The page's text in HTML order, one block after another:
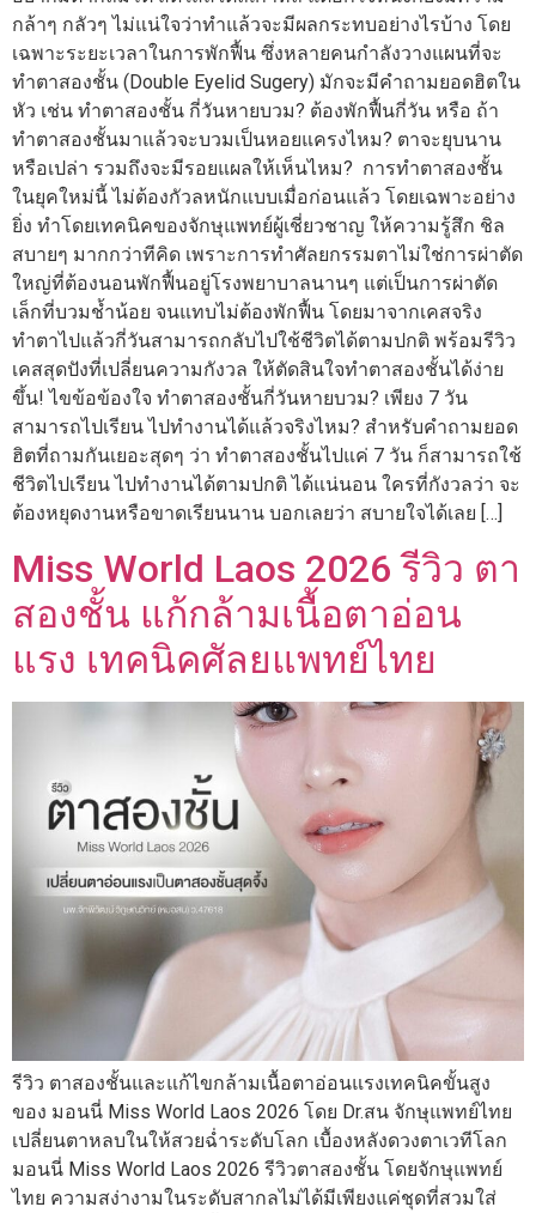
กล้าๆ กลัวๆ ไม่แน่ใจว่าทำแล้วจะมีผลกระทบอย่างไรบ้าง โดย
เฉพาะระยะเวลาในการพักฟื้น ซึ่งหลายคนกำลังวางแผนที่จะ
ทำตาสองชั้น (Double Eyelid Sugery) มักจะมีคำถามยอดฮิตใน
หัว เช่น ทำตาสองชั้น กี่วันหายบวม? ต้องพักฟื้นกี่วัน หรือ ถ้า
ทำตาสองชั้นมาแล้วจะบวมเป็นหอยแครงไหม? ตาจะยุบนาน
หรือเปล่า รวมถึงจะมีรอยแผลให้เห็นไหม? การทำตาสองชั้น
ในยุคใหม่นี้ ไม่ต้องกัวลหนักแบบเมื่อก่อนแล้ว โดยเฉพาะอย่าง
ยิ่ง ทำโดยเทคนิคของจักษุแพทย์ผู้เชี่ยวชาญ ให้ความรู้สึก ชิล
สบายๆ มากกว่าทีคิด เพราะการทำศัลยกรรมตาไม่ใช่การผ่าตัด
ใหญ่ที่ต้องนอนพักฟื้นอยู่โรงพยาบาลนานๆ แต่เป็นการผ่าตัด
เล็กที่บวมช้ำน้อย จนแทบไม่ต้องพักฟื้น โดยมาจากเคสจริง
ทำตาไปแล้วกี่วันสามารถกลับไปใช้ชีวิตได้ตามปกติ พร้อมรีวิว
เคสสุดปังที่เปลี่ยนความกังวล ให้ตัดสินใจทำตาสองชั้นได้ง่าย
ขึ้น! ไขข้อข้องใจ ทำตาสองชั้นกี่วันหายบวม? เพียง 7 วัน
สามารถไปเรียน ไปทำงานได้แล้วจริงไหม? สำหรับคำถามยอด
ฮิตที่ถามกันเยอะสุดๆ ว่า ทำตาสองชั้นไปแค่ 7 วัน ก็สามารถใช้
ชีวิตไปเรียน ไปทำงานได้ตามปกติ ได้แน่นอน ใครที่กังวลว่า จะ
ต้องหยุดงานหรือขาดเรียนนาน บอกเลยว่า สบายใจได้เลย […]
Miss World Laos 2026 รีวิว ตา
สองชั้น แก้กล้ามเนื้อตาอ่อน
แรง เทคนิคศัลยแพทย์ไทย
รีวิว ตาสองชั้นและแก้ไขกล้ามเนื้อตาอ่อนแรงเทคนิคขั้นสูง
ของ มอนนี่ Miss World Laos 2026 โดย Dr.สน จักษุแพทย์ไทย
เปลี่ยนตาหลบในให้สวยฉ่ำระดับโลก เบื้องหลังดวงตาเวทีโลก
มอนนี่ Miss World Laos 2026 รีวิวตาสองชั้น โดยจักษุแพทย์
ไทย ความสง่างามในระดับสากลไม่ได้มีเพียงแค่ชุดที่สวมใส่